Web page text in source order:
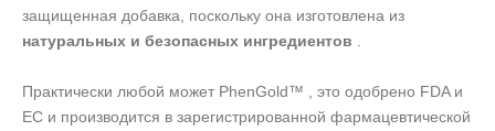
защищенная добавка, поскольку она изготовлена из
натуральных и безопасных ингредиентов
Практически любой может PhenGold™ , это одобрено FDA и
ЕС и производится в зарегистрированной фармацевтической